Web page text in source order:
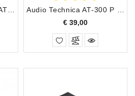
€ 39,00Prijs